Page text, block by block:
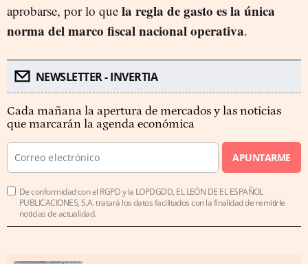
aprobarse, por lo que la regla de gasto es la única
norma del marco fiscal nacional operativa.
NEWSLETTER - INVERTIA
Cada mañana la apertura de mercados y las noticias
que marcarán la agenda económica
APUNTARME
De conformidad con el RGPD y la LOPDGDD, EL LEÓN DE EL ESPAÑOL
PUBLICACIONES, S.A. tratará los datos facilitados con la finalidad de remitirle
noticias de actualidad.